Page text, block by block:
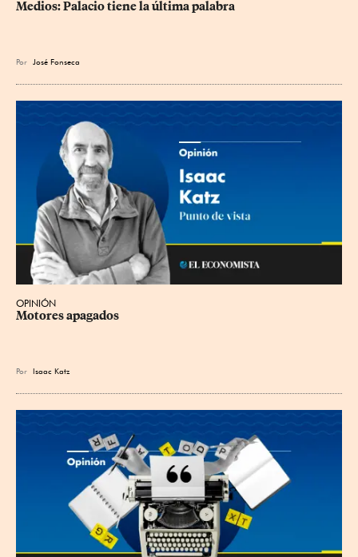
Medios: Palacio tiene la última palabra
Por José Fonseca
OPINIÓN
Motores apagados
Por Isaac Katz